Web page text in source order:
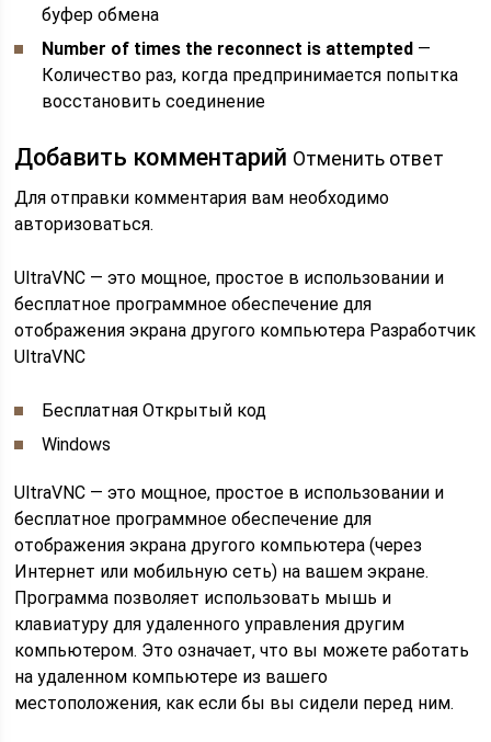
буфер обмена
Number of times the reconnect is attempted —
Количество раз, когда предпринимается попытка
восстановить соединение
Добавить комментарий Отменить ответ
Для отправки комментария вам необходимо
авторизоваться.
UltraVNC — это мощное, простое в использовании и
бесплатное программное обеспечение для
отображения экрана другого компьютера Разработчик
UltraVNC
Бесплатная Открытый код
Windows
UltraVNC — это мощное, простое в использовании и
бесплатное программное обеспечение для
отображения экрана другого компьютера (через
Интернет или мобильную сеть) на вашем экране.
Программа позволяет использовать мышь и
клавиатуру для удаленного управления другим
компьютером. Это означает, что вы можете работать
на удаленном компьютере из вашего
местоположения, как если бы вы сидели перед ним.